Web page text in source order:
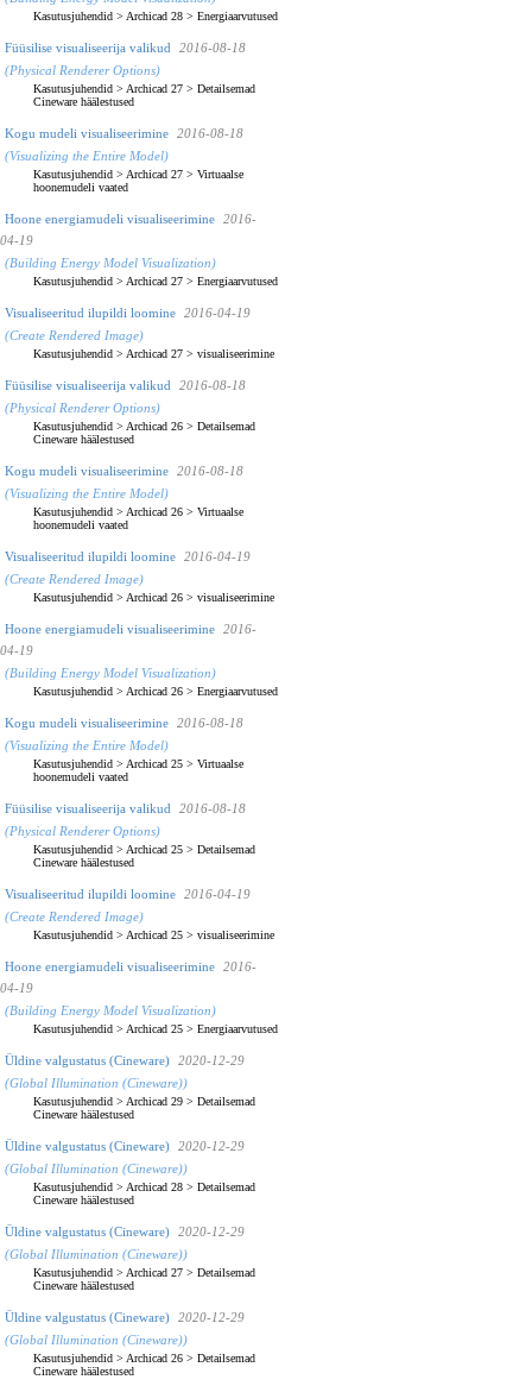
Kasutusjuhendid > Archicad 28 > Energiaarvutused
Füüsilise visualiseerija valikud
2016-08-18
(Physical Renderer Options)
Kasutusjuhendid > Archicad 27 > Detailsemad
Cineware häälestused
Kogu mudeli visualiseerimine
2016-08-18
(Visualizing the Entire Model)
Kasutusjuhendid > Archicad 27 > Virtuaalse
hoonemudeli vaated
Hoone energiamudeli visualiseerimine
2016-
04-19
(Building Energy Model Visualization)
Kasutusjuhendid > Archicad 27 > Energiaarvutused
Visualiseeritud ilupildi loomine
2016-04-19
(Create Rendered Image)
Kasutusjuhendid > Archicad 27 > visualiseerimine
Füüsilise visualiseerija valikud
2016-08-18
(Physical Renderer Options)
Kasutusjuhendid > Archicad 26 > Detailsemad
Cineware häälestused
Kogu mudeli visualiseerimine
2016-08-18
(Visualizing the Entire Model)
Kasutusjuhendid > Archicad 26 > Virtuaalse
hoonemudeli vaated
Visualiseeritud ilupildi loomine
2016-04-19
(Create Rendered Image)
Kasutusjuhendid > Archicad 26 > visualiseerimine
Hoone energiamudeli visualiseerimine
2016-
04-19
(Building Energy Model Visualization)
Kasutusjuhendid > Archicad 26 > Energiaarvutused
Kogu mudeli visualiseerimine
2016-08-18
(Visualizing the Entire Model)
Kasutusjuhendid > Archicad 25 > Virtuaalse
hoonemudeli vaated
Füüsilise visualiseerija valikud
2016-08-18
(Physical Renderer Options)
Kasutusjuhendid > Archicad 25 > Detailsemad
Cineware häälestused
Visualiseeritud ilupildi loomine
2016-04-19
(Create Rendered Image)
Kasutusjuhendid > Archicad 25 > visualiseerimine
Hoone energiamudeli visualiseerimine
2016-
04-19
(Building Energy Model Visualization)
Kasutusjuhendid > Archicad 25 > Energiaarvutused
Üldine valgustatus (Cineware)
2020-12-29
(Global Illumination (Cineware))
Kasutusjuhendid > Archicad 29 > Detailsemad
Cineware häälestused
Üldine valgustatus (Cineware)
2020-12-29
(Global Illumination (Cineware))
Kasutusjuhendid > Archicad 28 > Detailsemad
Cineware häälestused
Üldine valgustatus (Cineware)
2020-12-29
(Global Illumination (Cineware))
Kasutusjuhendid > Archicad 27 > Detailsemad
Cineware häälestused
Üldine valgustatus (Cineware)
2020-12-29
(Global Illumination (Cineware))
Kasutusjuhendid > Archicad 26 > Detailsemad
Cineware häälestused